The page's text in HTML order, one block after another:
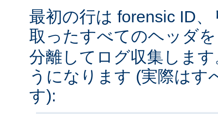
最初の行は forensic ID
取ったすべてのヘッダ
分離してログ収集しま
うになります (実際はす
す):